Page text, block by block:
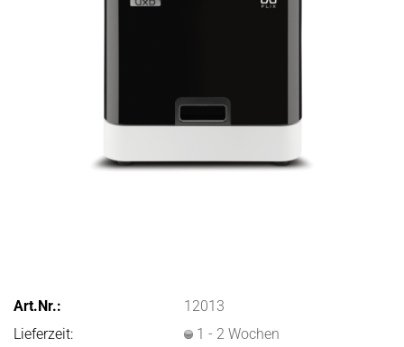
Art.Nr.:
12013
Lieferzeit:
1 - 2 Wochen